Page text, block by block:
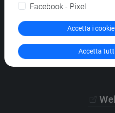
Privacy/Cookies/Credits e
Facebook - Pixel
Accetta i
Accetta